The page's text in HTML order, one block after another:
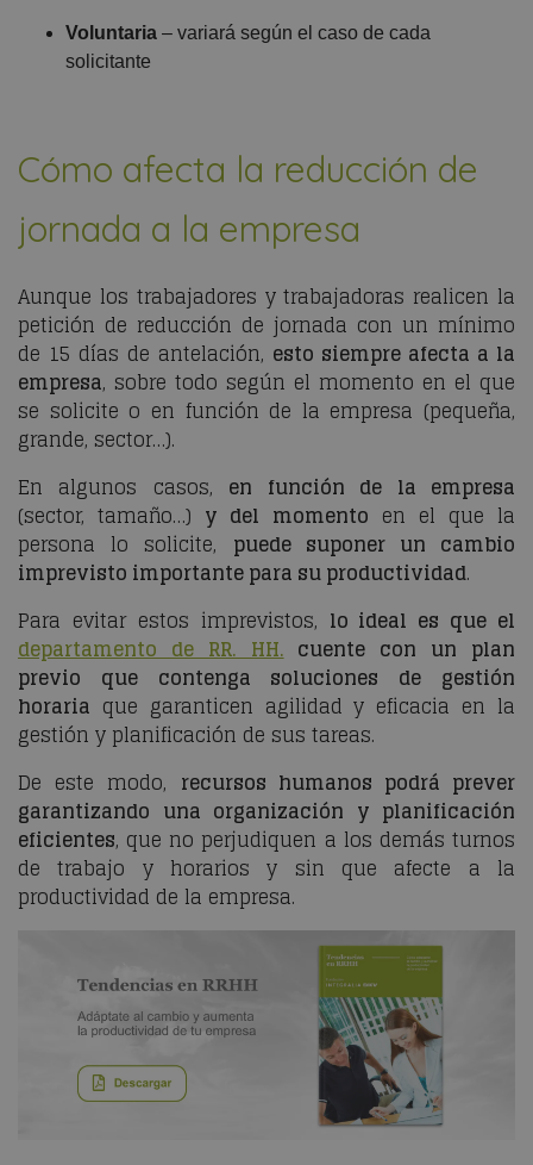
Voluntaria – variará según el caso de cada
solicitante
Cómo afecta la reducción de
jornada a la empresa
Aunque los trabajadores y trabajadoras realicen la
petición de reducción de jornada con un mínimo
de 15 días de antelación, esto siempre afecta a la
empresa, sobre todo según el momento en el que
se solicite o en función de la empresa (pequeña,
grande, sector…).
En algunos casos, en función de la empresa
(sector, tamaño…) y del momento en el que la
persona lo solicite, puede suponer un cambio
imprevisto importante para su productividad.
Para evitar estos imprevistos, lo ideal es que el
departamento de RR. HH.cuente con un plan
previo que contenga soluciones de gestión
horaria que garanticen agilidad y eficacia en la
gestión y planificación de sus tareas.
De este modo, recursos humanos podrá prever
garantizando una organización y planificación
eficientes, que no perjudiquen a los demás turnos
de trabajo y horarios y sin que afecte a la
productividad de la empresa.